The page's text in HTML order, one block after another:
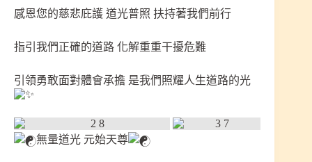
感恩您的慈悲庇護 道光普照 扶持著我們前行
指引我們正確的道路 化解重重干擾危難
引領勇敢面對體會承擔 是我們照耀人生道路的光
無量道光 元始天尊